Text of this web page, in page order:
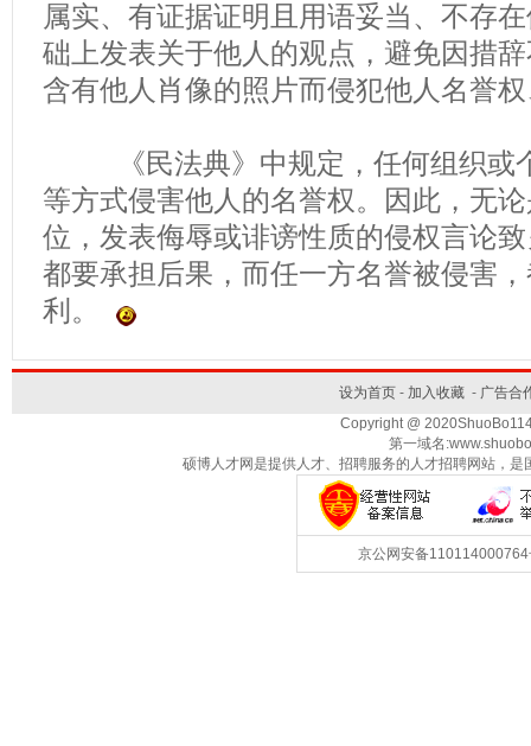
属实、有证据证明且用语妥当、不存
础上发表关于他人的观点，避免因措
含有他人肖像的照片而侵犯他人名誉
《民法典》中规定，任何组织或
等方式侵害他人的名誉权。因此，无
位，发表侮辱或诽谤性质的侵权言论
都要承担后果，而任一方名誉被侵害
利。
设为首页- 加入收藏- 广告合
Copyright @
第一域名
硕博人才网是提供人才、招聘服务的人才招聘网站，
京公网安备